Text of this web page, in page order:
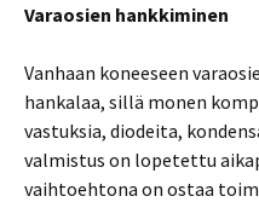
Varaosien hankkiminen
Vanhaan koneeseen
hankalaa, sillä monen
vastuksia, diodeita,
valmistus on lopetettu
vaihtoehtona on ostaa